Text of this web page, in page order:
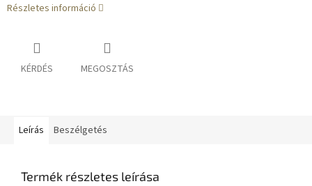
Részletes információ
KÉRDÉS MEGOSZTÁS
Leírás Beszélgetés
Termék részletes leírása